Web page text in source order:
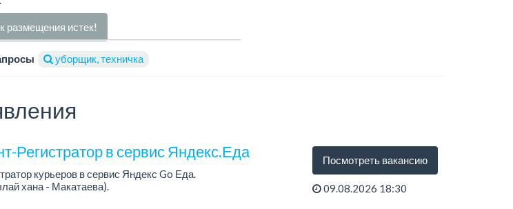
размещения истек!
уборщик, техничка
Регистратор в сервис Яндекс.Еда
курьеров в сервис Яндекс Go Еда.
хана - Макатаева).
Посмотреть вакансию
09.08.2026 18:30